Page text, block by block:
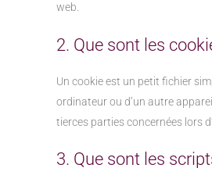
web.
2. Que sont les
Un cookie est un petit fichier
ordinateur ou d’un autre
tierces parties concernées lors
3. Que sont les